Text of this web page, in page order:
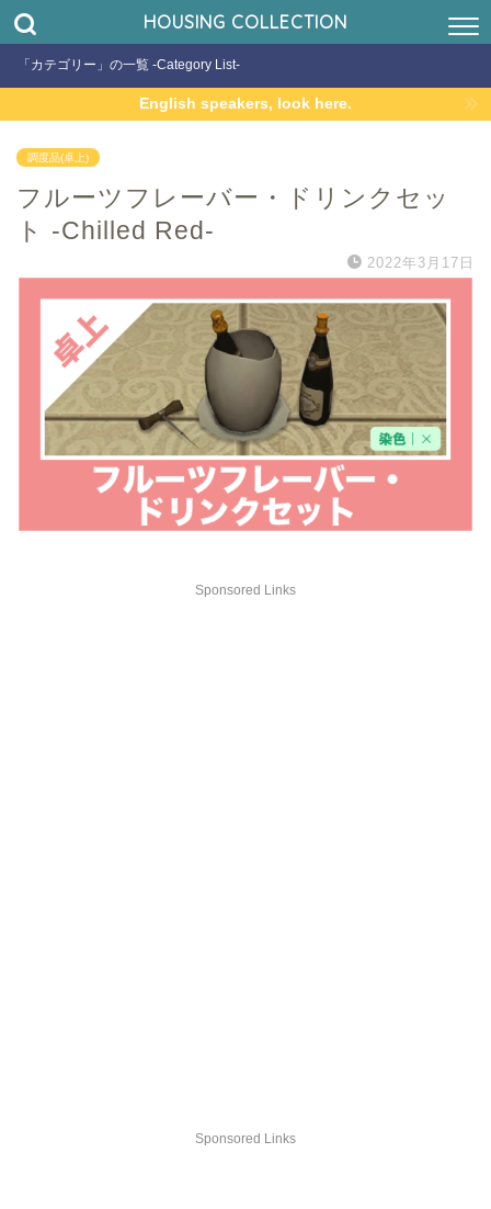
HOUSING COLLECTION
「カテゴリー」の一覧 -Category List-
English speakers, look here.
調度品(卓上)
フルーツフレーバー・ドリンクセッ
ト -Chilled Red-
2022年3月17日
Sponsored Links
Sponsored Links